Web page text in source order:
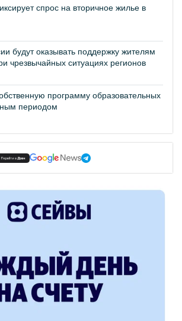
спрос на вторичное жилье в
будут оказывать поддержку жителям
чрезвычайных ситуациях регионов
программу образовательных
периодом